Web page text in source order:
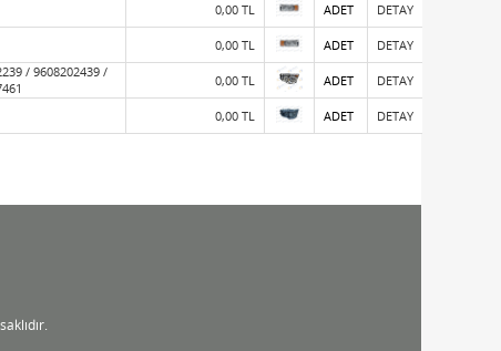
0,00 TL ADET DETAY
0,00 TL ADET DETAY
/ 9608202439 /
0,00 TL ADET DETAY
0,00 TL ADET DETAY